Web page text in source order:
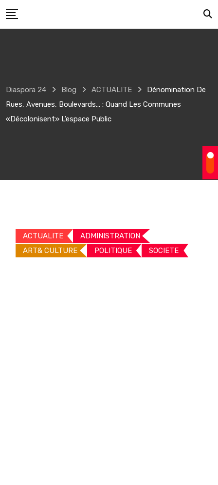
to
Diaspora 24 Blog ACTUALITE
Dénomination De
Rues, Avenues, Boulevards… : Quand Les Communes
«décolonisent» L’espace Public
ACTUALITE
ADMINISTRATION
ART& CULTURE
POLITIQUE SOCIETE